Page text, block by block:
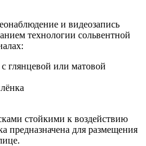
и видеозапись
технологии сольвентной
глянцевой или матовой
стойкими к воздействию
предназначена для размещения